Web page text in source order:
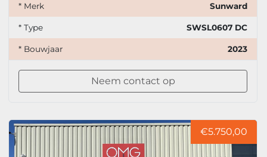
* Merk Sunward
* Type SWSL0607 DC
* Bouwjaar 2023
Neem contact op
€5.750,00